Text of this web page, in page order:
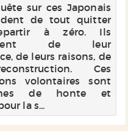
sur ces Japonais
de tout quitter
à zéro. Ils
de leur
de leurs raisons, de
Ces
volontaires sont
de honte et
la s...